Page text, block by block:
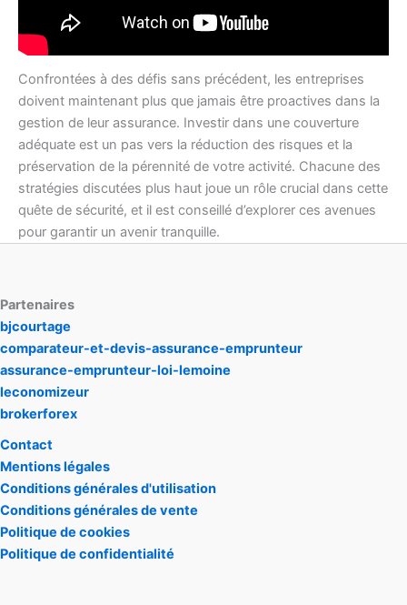
Confrontées à des défis sans précédent, les entreprises
doivent maintenant plus que jamais être proactives dans la
gestion de leur assurance. Investir dans une couverture
adéquate est un pas vers la réduction des risques et la
préservation de la pérennité de votre activité. Chacune des
stratégies discutées plus haut joue un rôle crucial dans cette
quête de sécurité, et il est conseillé d’explorer ces avenues
pour garantir un avenir tranquille.
Partenaires
bjcourtage
comparateur-et-devis-assurance-emprunteur
assurance-emprunteur-loi-lemoine
leconomizeur
brokerforex
Contact
Mentions légales
Conditions générales d'utilisation
Conditions générales de vente
Politique de cookies
Politique de confidentialité